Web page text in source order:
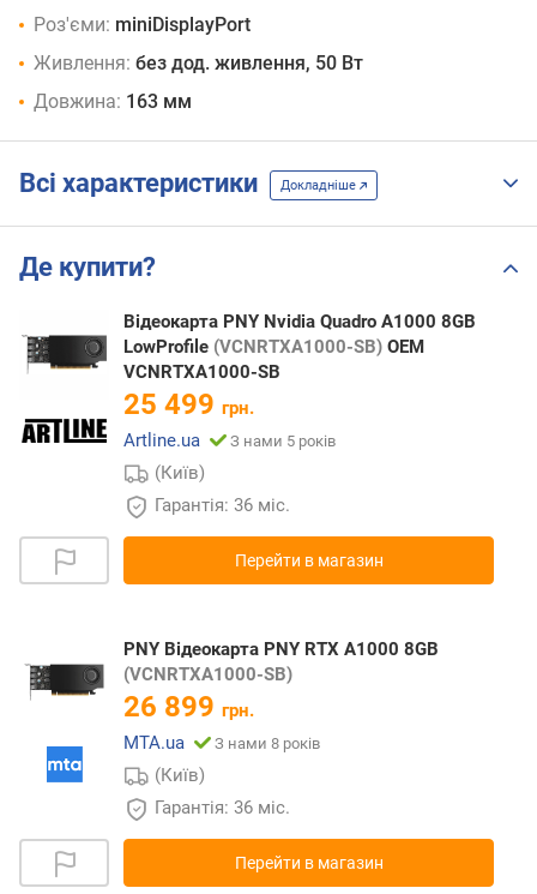
Роз'єми: miniDisplayPort
Живлення: без дод. живлення, 50 Вт
Довжина: 163 мм
Всі характеристики Докладніше
Де купити?
Відеокарта PNY Nvidia Quadro A1000 8GB
LowProfile (VCNRTXA1000-SB) OEM
VCNRTXA1000-SB
25 499 грн.
Artline.ua
З нами 5 років
(Київ)
Гарантія: 36 міс.
Перейти в магазин
PNY Відеокарта PNY RTX A1000 8GB
(VCNRTXA1000-SB)
26 899 грн.
MTA.ua
З нами 8 років
(Київ)
Гарантія: 36 міс.
Перейти в магазин